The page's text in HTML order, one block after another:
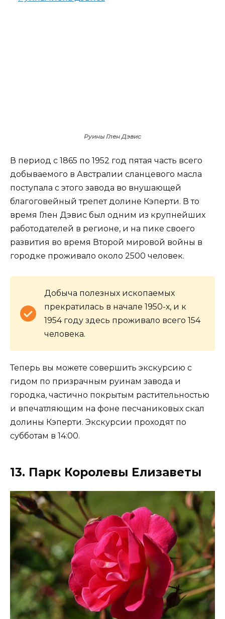
Руины Глен Дэвис
В период с 1865 по 1952 год пятая часть всего
добываемого в Австралии сланцевого масла
поступала с этого завода во внушающей
благоговейный трепет долине Кэперти. В то
время Глен Дэвис был одним из крупнейших
работодателей в регионе, и на пике своего
развития во время Второй мировой войны в
городке проживало около 2500 человек.
Добыча полезных ископаемых
прекратилась в начале 1950-х, и к
1954 году здесь проживало всего 154
человека.
Теперь вы можете совершить экскурсию с
гидом по призрачным руинам завода и
городка, частично покрытым растительностью
и впечатляющим на фоне песчаниковых скал
долины Кэперти. Экскурсии проходят по
субботам в 14:00.
13. Парк Королевы Елизаветы